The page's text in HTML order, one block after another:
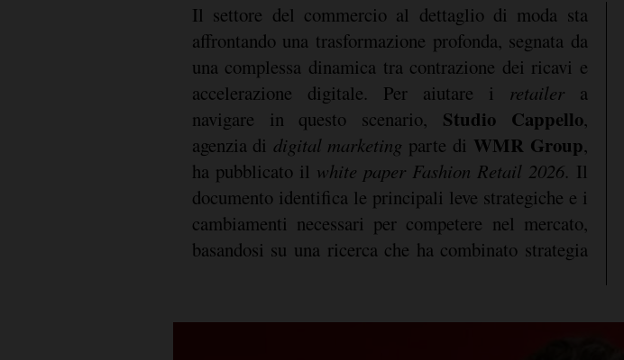
Il settore del commercio al dettaglio di moda sta
affrontando una trasformazione profonda, segnata da
una complessa dinamica tra contrazione dei ricavi e
accelerazione digitale. Per aiutare i retailera
navigare in questo scenario, Studio Cappello,
agenzia di digital marketing parte di WMR Group,
ha pubblicato il white paper Fashion Retail 2026. Il
documento identifica le principali leve strategiche e i
cambiamenti necessari per competere nel mercato,
basandosi su una ricerca che ha combinato strategia